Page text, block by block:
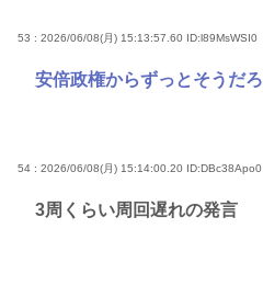
53 : 2026/06/08(月) 15:13:57.60 ID:l89MsWSI0
安倍政権からずっとそうだろ
54 : 2026/06/08(月) 15:14:00.20 ID:DBc38Apo0
3周くらい周回遅れの発言